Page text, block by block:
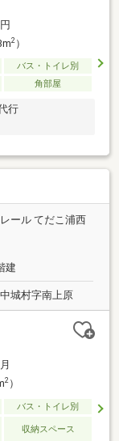
2）
バス・トイレ別
角部屋
行
ール てだこ浦西
建
城村字南上原
2）
バス・トイレ別
収納スペース